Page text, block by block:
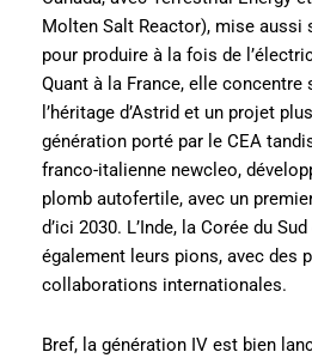
Molten Salt Reactor), mise aussi
pour produire à la fois de
Quant à la France, elle
l’héritage d’Astrid et un projet
génération porté par le CEA
franco-italienne newcleo,
plomb autofertile, avec un
d’ici 2030. L’Inde, la Corée du
également leurs pions, avec des
collaborations internationales.
Bref, la génération IV est bien